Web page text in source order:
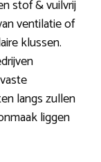
stof & vuilvrij
ventilatie of
klussen.
langs zullen
liggen